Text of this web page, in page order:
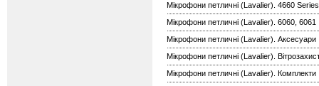
Мікрофони петличні (Lavalier). 4660
Мікрофони петличні (Lavalier). 6060, 6061
Мікрофони петличні (Lavalier). Аксесуари
Мікрофони петличні (Lavalier).
Мікрофони петличні (Lavalier). Комплекти